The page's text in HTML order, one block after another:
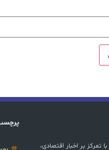
تمرکز بر اخبار اقتصادی،